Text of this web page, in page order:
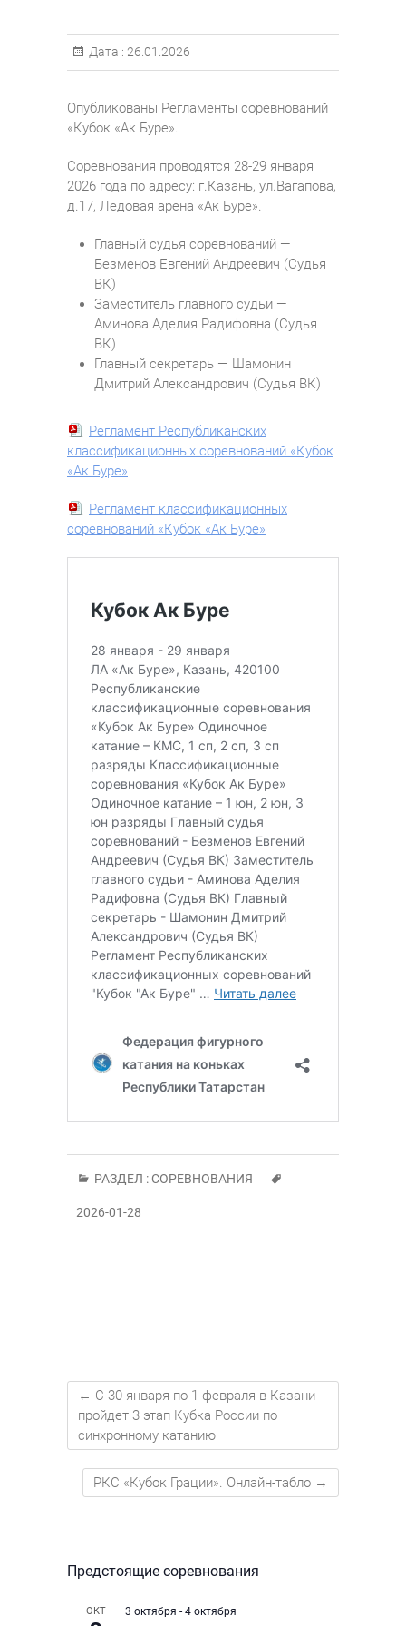
Дата : 26.01.2026
Опубликованы Регламенты соревнований
«Кубок «Ак Буре».
Соревнования проводятся 28-29 января
2026 года по адресу: г.Казань, ул.Вагапова,
д.17, Ледовая арена «Ак Буре».
Главный судья соревнований —
Безменов Евгений Андреевич (Судья
ВК)
Заместитель главного судьи —
Аминова Аделия Радифовна (Судья
ВК)
Главный секретарь — Шамонин
Дмитрий Александрович (Судья ВК)
Регламент Республиканских
классификационных соревнований «Кубок
«Ак Буре»
Регламент классификационных
соревнований «Кубок «Ак Буре»
РАЗДЕЛ :СОРЕВНОВАНИЯ
2026-01-28
← С 30 января по 1 февраля в Казани
пройдет 3 этап Кубка России по
синхронному катанию
РКС «Кубок Грации». Онлайн-табло →
Предстоящие соревнования
ОКТ 3 октября - 4 октября